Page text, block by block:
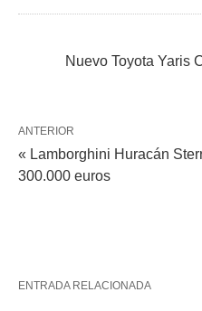
Nuevo Toyota Yaris
ANTERIOR
« Lamborghini Huracán
300.000 euros
ENTRADA RELACIONADA